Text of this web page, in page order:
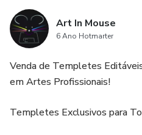
Art In Mouse
6 Ano Hotmarter
Venda de Templetes
em Artes Profissionais!
Templetes Exclusivos para